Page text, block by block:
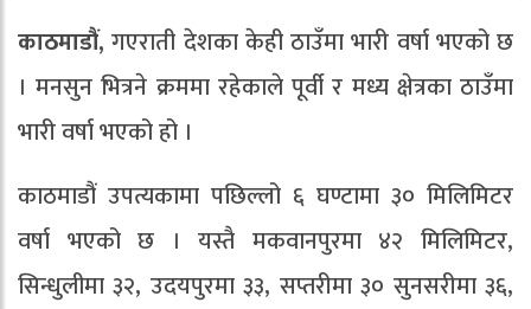
काठमाडौं, गएराती देशका केही ठाउँमा भारी वर्षा भएको छ
। मनसुन भित्रने क्रममा रहेकाले पूर्वी र मध्य क्षेत्रका ठाउँमा
भारी वर्षा भएको हो ।
काठमाडौं उपत्यकामा पछिल्लो ६ घण्टामा ३० मिलिमिटर
वर्षा भएको छ । यस्तै मकवानपुरमा ४२ मिलिमिटर,
सिन्धुलीमा ३२, उदयपुरमा ३३, सप्तरीमा ३० सुनसरीमा ३६,